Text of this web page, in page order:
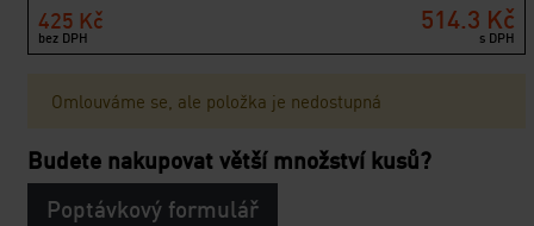
425 Kč
bez DPH
514.3 Kč
s DPH
Omlouváme se, ale položka je nedostupná
Budete nakupovat větší množství kusů?
Poptávkový formulář